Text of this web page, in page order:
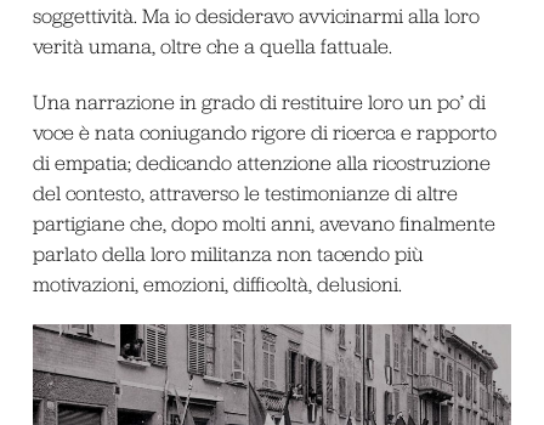
soggettività. Ma io desideravo avvicinarmi alla loro
verità umana, oltre che a quella fattuale.
Una narrazione in grado di restituire loro un po’ di
voce è nata coniugando rigore di ricerca e rapporto
di empatia; dedicando attenzione alla ricostruzione
del contesto, attraverso le testimonianze di altre
partigiane che, dopo molti anni, avevano finalmente
parlato della loro militanza non tacendo più
motivazioni, emozioni, difficoltà, delusioni.